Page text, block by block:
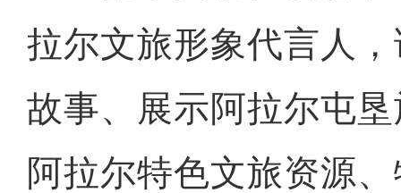
拉尔文旅形象代言人
故事、展示阿拉尔屯
阿拉尔特色文旅资源